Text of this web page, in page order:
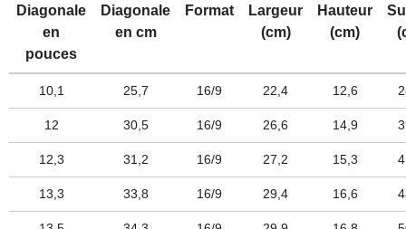
Diagonale
en
pouces
Diagonale
en cm
Format
Largeur
(cm)
Hauteur
(cm)
10,1 25,7 16/9 22,4 12,6
12 30,5 16/9 26,6 14,9
12,3 31,2 16/9 27,2 15,3
13,3 33,8 16/9 29,4 16,6